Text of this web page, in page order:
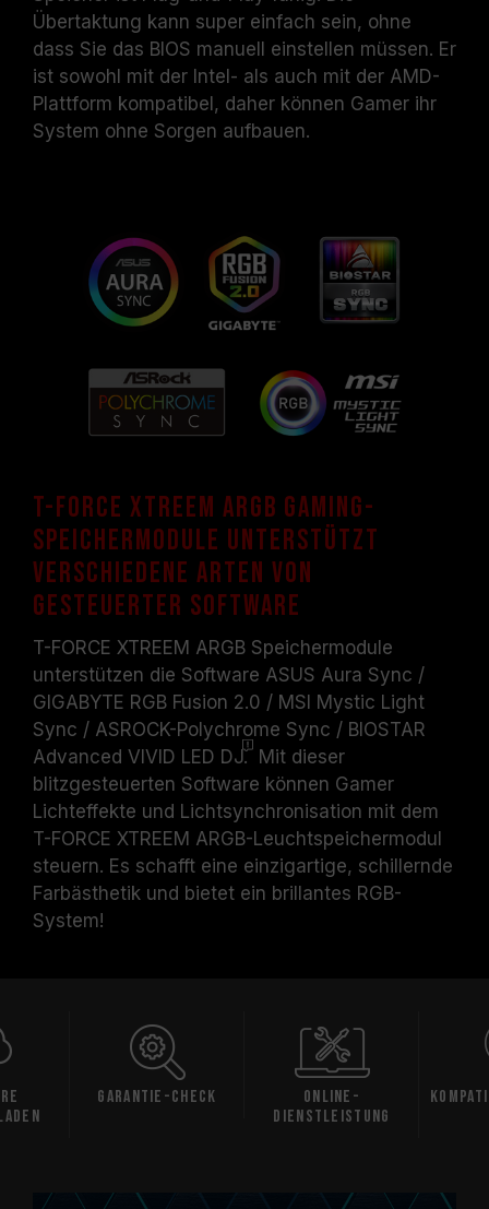
Übertaktung kann super einfach sein, ohne
dass Sie das BIOS manuell einstellen müssen. Er
ist sowohl mit der Intel- als auch mit der AMD-
Plattform kompatibel, daher können Gamer ihr
System ohne Sorgen aufbauen.
T-FORCE XTREEM ARGB Gaming-
Speichermodule unterstützt
verschiedene Arten von
gesteuerter Software
T-FORCE XTREEM ARGB Speichermodule
unterstützen die Software ASUS Aura Sync /
GIGABYTE RGB Fusion 2.0 / MSI Mystic Light
Sync / ASROCK-Polychrome Sync / BIOSTAR
Advanced VIVID LED DJ.Mit dieser
blitzgesteuerten Software können Gamer
Lichteffekte und Lichtsynchronisation mit dem
T-FORCE XTREEM ARGB-Leuchtspeichermodul
steuern. Es schafft eine einzigartige, schillernde
Farbästhetik und bietet ein brillantes RGB-
System!
Garantie-Check
Online-
Dienstleistung